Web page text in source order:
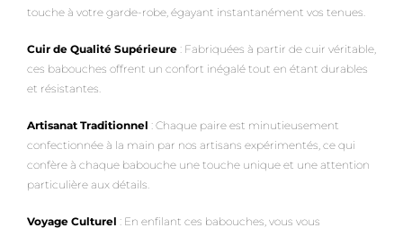
touche à votre garde-robe, égayant instantanément vos tenues.
Cuir de Qualité Supérieure : Fabriquées à partir de cuir véritable,
ces babouches offrent un confort inégalé tout en étant durables
et résistantes.
Artisanat Traditionnel : Chaque paire est minutieusement
confectionnée à la main par nos artisans expérimentés, ce qui
confère à chaque babouche une touche unique et une attention
particulière aux détails.
Voyage Culturel : En enfilant ces babouches, vous vous